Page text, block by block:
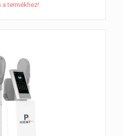
a termékhez!